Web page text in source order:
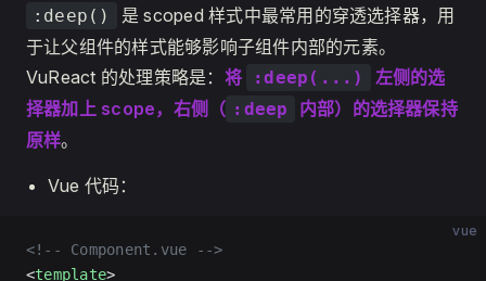
:deep()
是 scoped 样式中最常用的穿透选择器，用
于让父组件的样式能够影响子组件内部的元素。
VuReact 的处理策略是： 将 :deep(...)
左侧的选
择器加上 scope，右侧（ :deep
内部）的选择器保持
原样。
Vue 代码：
vue
<!-- Component.vue -->
<template>